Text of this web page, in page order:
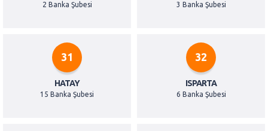
2 Banka Şubesi 3 Banka Şubesi
31
HATAY
15 Banka Şubesi
32
ISPARTA
6 Banka Şubesi